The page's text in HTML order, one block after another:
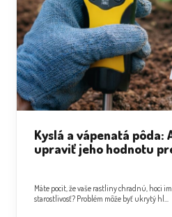
Kyslá a vápenatá pôda:
upraviť jeho hodnotu
Máte pocit, že vaše rastliny chradnú, hoci
starostlivosť? Problém môže byť ukrytý hl...